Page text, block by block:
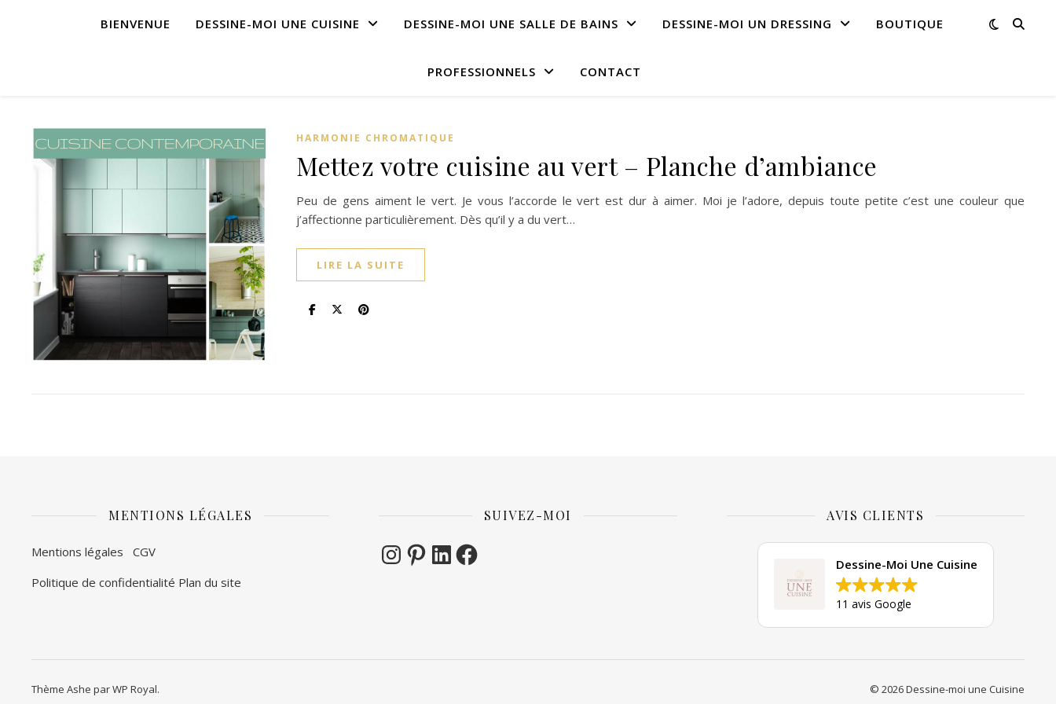
BIENVENUE DESSINE-MOI UNE CUISINE DESSINE-MOI UNE SALLE DE BAINS DESSINE-MOI UN DRESSING BOUTIQUE
PROFESSIONNELS CONTACT
HARMONIE CHROMATIQUE
Mettez votre cuisine au vert – Planche d’ambiance
Peu de gens aiment le vert. Je vous l’accorde le vert est dur à aimer. Moi je l’adore, depuis toute petite c’est une couleur que
j’affectionne particulièrement. Dès qu’il y a du vert…
LIRE LA SUITE
MENTIONS LÉGALES
Mentions légales CGV
Politique de confidentialité Plan du site
SUIVEZ-MOI
Instagram
PinterestLinkedInFacebook
AVIS CLIENTS
Dessine-Moi Une Cuisine
11 avis Google
© 2026 Dessine-moi une Cuisine
Thème Ashe parWP Royal.